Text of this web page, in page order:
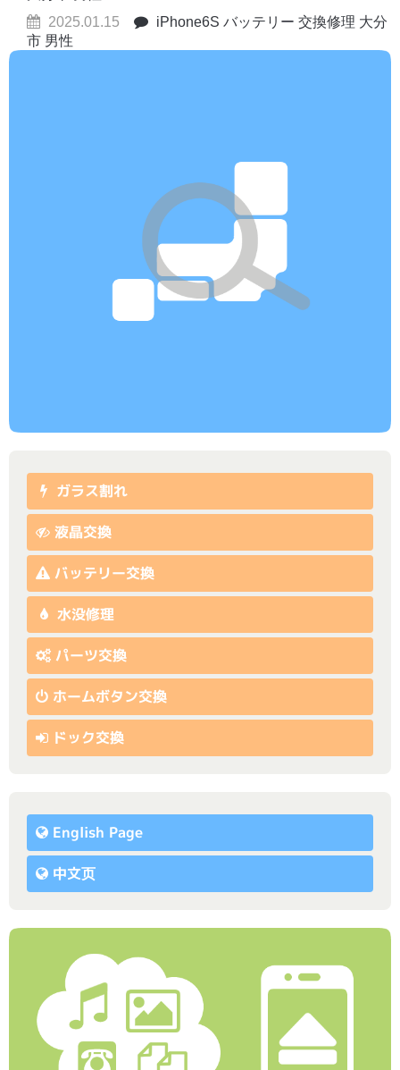
2025.01.15
iPhone6S バッテリー 交換修理 大分
市 男性
ガラス割れ
液晶交換
バッテリー交換
水没修理
パーツ交換
ホームボタン交換
ドック交換
English Page
中文页